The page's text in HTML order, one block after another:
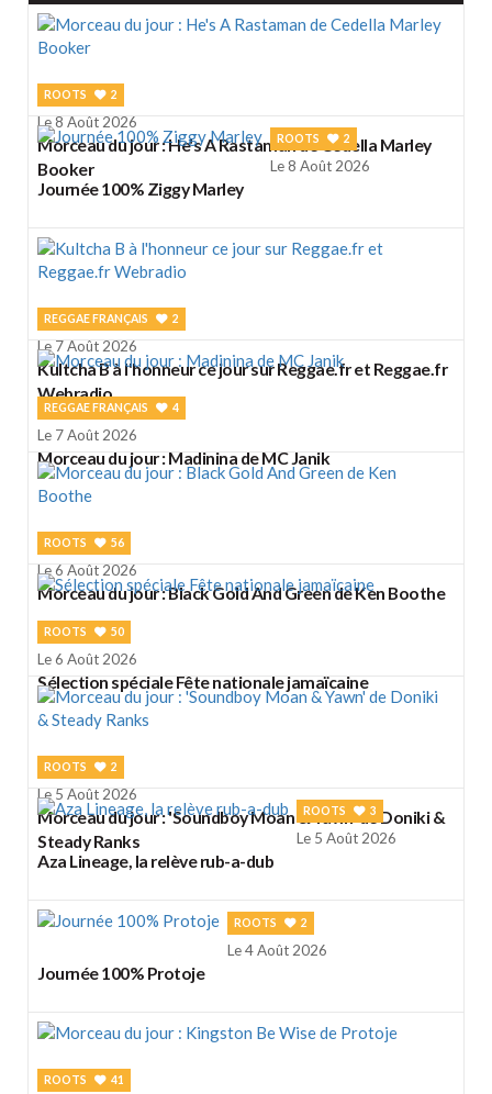
ROOTS 2
Le 8 Août 2026
Morceau du jour : He's A Rastaman de Cedella Marley
Booker
ROOTS 2
Le 8 Août 2026
Journée 100% Ziggy Marley
REGGAE FRANÇAIS 2
Le 7 Août 2026
Kultcha B à l'honneur ce jour sur Reggae.fr et Reggae.fr
Webradio
REGGAE FRANÇAIS 4
Le 7 Août 2026
Morceau du jour : Madinina de MC Janik
ROOTS 56
Le 6 Août 2026
Morceau du jour : Black Gold And Green de Ken Boothe
ROOTS 50
Le 6 Août 2026
Sélection spéciale Fête nationale jamaïcaine
ROOTS 2
Le 5 Août 2026
Morceau du jour : 'Soundboy Moan & Yawn' de Doniki &
Steady Ranks
ROOTS 3
Le 5 Août 2026
Aza Lineage, la relève rub-a-dub
ROOTS 2
Le 4 Août 2026
Journée 100% Protoje
ROOTS 41